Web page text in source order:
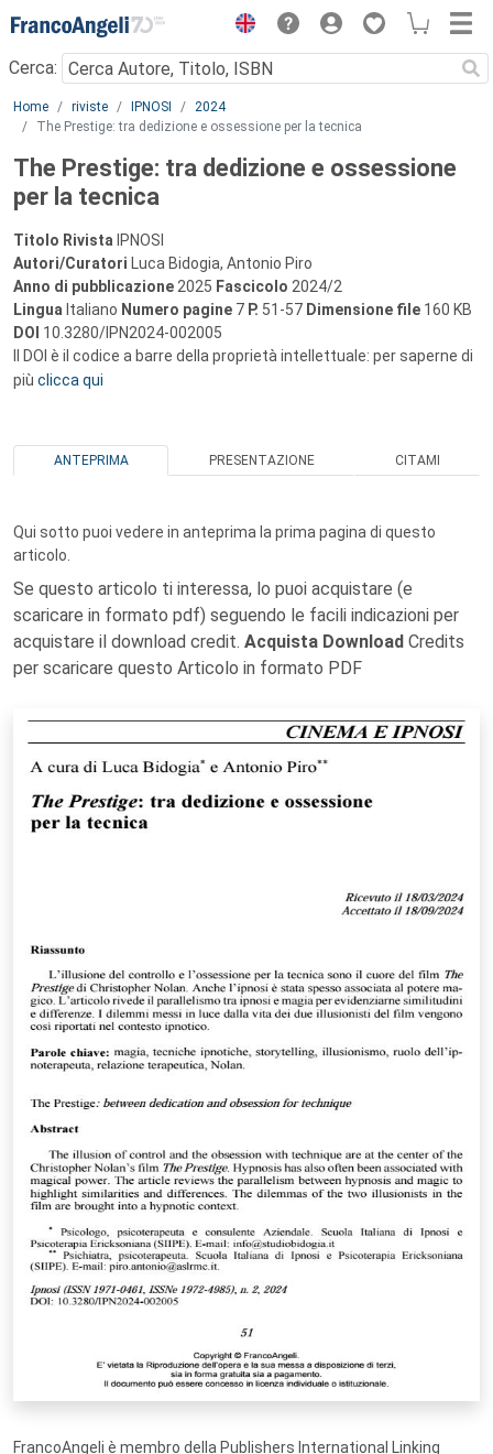
Menu
Cerca:
Main content
Home riviste IPNOSI
2024
The Prestige: tra dedizione e ossessione per la tecnica
The Prestige: tra dedizione e ossessione
per la tecnica
Titolo Rivista IPNOSI
Autori/Curatori Luca Bidogia, Antonio Piro
Anno di pubblicazione 2025 Fascicolo 2024/2
Lingua Italiano Numero pagine 7 P. 51-57 Dimensione file 160 KB
DOI 10.3280/IPN2024-002005
Il DOI è il codice a barre della proprietà intellettuale: per saperne di
più clicca qui
ANTEPRIMA PRESENTAZIONE CITAMI
Qui sotto puoi vedere in anteprima la prima pagina di questo
articolo.
Se questo articolo ti interessa, lo puoi acquistare (e
scaricare in formato pdf) seguendo le facili indicazioni per
acquistare il download credit. Acquista Download Credits
per scaricare questo Articolo in formato PDF
FrancoAngeli è membro della Publishers International Linking